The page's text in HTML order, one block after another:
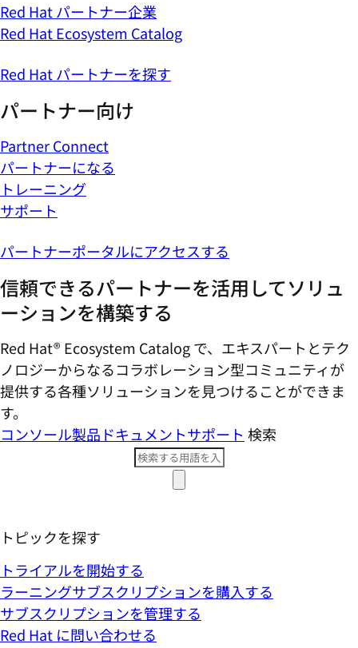
Red Hat パートナー企業
Red Hat Ecosystem Catalog
Red Hat パートナーを探す
パートナー向け
Partner Connect
パートナーになる
トレーニング
サポート
パートナーポータルにアクセスする
信頼できるパートナーを活用してソリュ
ーションを構築する
Red Hat® Ecosystem Catalog で、エキスパートとテク
ノロジーからなるコラボレーション型コミ​ュニティが
提供する各種ソリューションを見つけることができま
す。
コンソール製品ドキュメントサポート 検索
トピックを探す
トライアルを開始する
ラーニングサブスクリプションを購入する
サブスクリプションを管理する
Red Hat に問い合わせる